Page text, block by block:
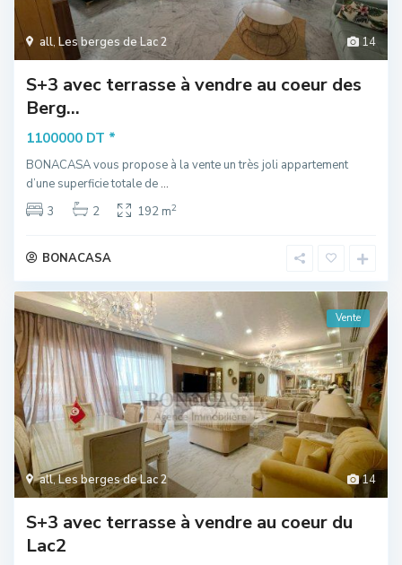
14
all, Les berges de Lac 2
S+3 avec terrasse à vendre au coeur des
Berg...
1100000 DT *
BONACASA vous propose à la vente un très joli appartement
d’une superficie totale de...
3
2 192 m2
BONACASA
14
all,Les berges de Lac 2
Vente
S+3 avec terrasse à vendre au coeur du
Lac2